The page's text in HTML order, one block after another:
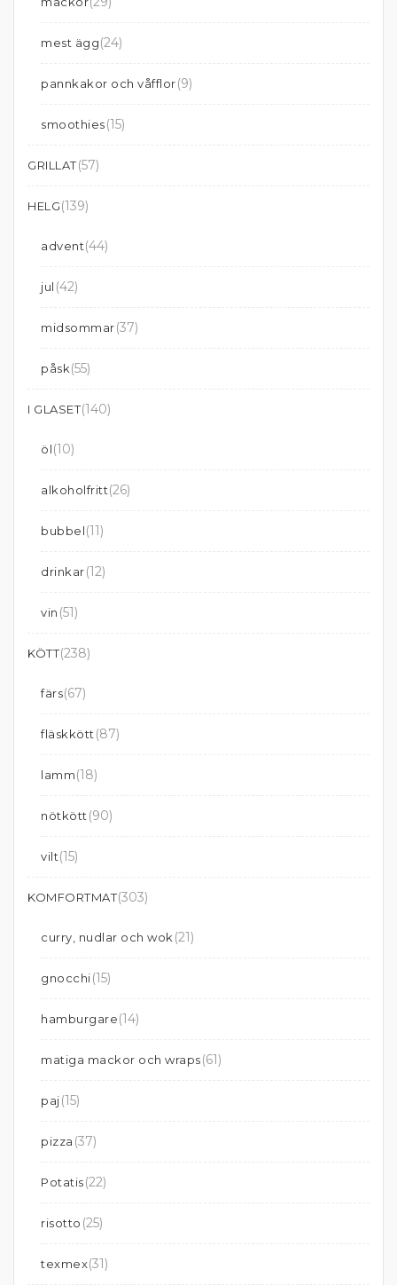
mest ägg(24)
pannkakor och våfflor(9)
smoothies(15)
GRILLAT(57)
HELG(139)
advent(44)
jul (42)
midsommar(37)
påsk(55)
I GLASET(140)
öl(10)
alkoholfritt(26)
bubbel(11)
drinkar(12)
vin (51)
KÖTT(238)
färs(67)
fläskkött (87)
lamm(18)
nötkött (90)
vilt(15)
KOMFORTMAT(303)
curry, nudlar och wok (21)
gnocchi(15)
hamburgare(14)
matiga mackor och wraps(61)
paj(15)
pizza (37)
Potatis(22)
risotto (25)
texmex(31)